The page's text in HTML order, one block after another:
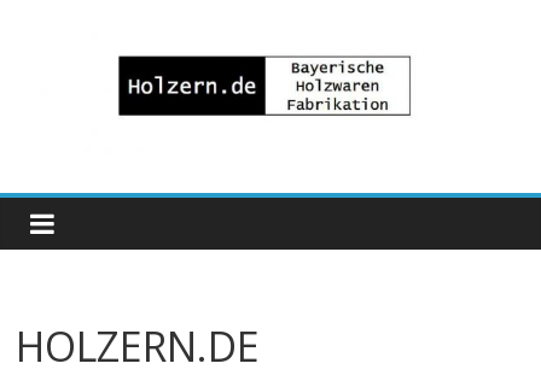
Bayrische
Holzwaren
Fabrikation
HOLZERN.DE